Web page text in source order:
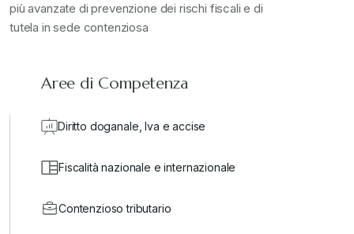
più avanzate di prevenzione dei rischi fiscali e di
tutela in sede contenziosa
Aree di Competenza
Diritto doganale, Iva e accise
Fiscalità nazionale e internazionale
Contenzioso tributario